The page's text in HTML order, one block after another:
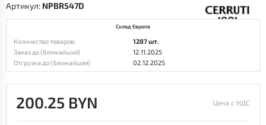
Артикул: NPBR547D
Склад Европа
Количество товаров:
1287 шт.
Заказ до (ближайший)
12.11.2025
Отгрузка до (ближайшая)
02.12.2025
200.25 BYN Цена с НДС